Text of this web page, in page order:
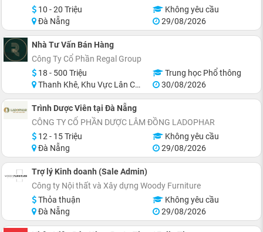
10 - 20 Triệu
Không yêu cầu
Đà Nẵng
29/08/2026
Nhà Tư Vấn Bán Hàng
Công Ty Cổ Phần Regal Group
18 - 500 Triệu
Trung học Phổ thông
Thanh Khê, Khu Vực Lân Cận Đà Nẵng
30/08/2026
Trình Dược Viên tại Đà Nẵng
CÔNG TY CỔ PHẦN DƯỢC LÂM ĐỒNG LADOPHAR
12 - 15 Triệu
Không yêu cầu
Đà Nẵng
29/08/2026
Trợ lý Kinh doanh (Sale Admin)
Công ty Nội thất và Xây dựng Woody Furniture
Thỏa thuận
Không yêu cầu
Đà Nẵng
29/08/2026